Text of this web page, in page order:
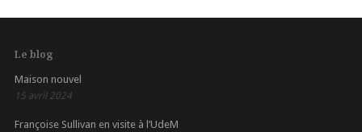
Le blog
Maison nouvel
15 avril 2024
Françoise Sullivan en visite à l’UdeM